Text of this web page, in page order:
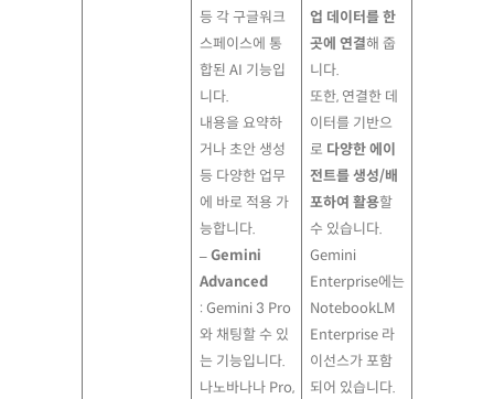
등 각 구글워크
스페이스에 통
합된 AI 기능입
니다.
내용을 요약하
거나 초안 생성
등 다양한 업무
에 바로 적용 가
능합니다.
– Gemini
Advanced
: Gemini 3 Pro
와 채팅할 수 있
는 기능입니다.
나노바나나 Pro,
업 데이터를 한
곳에 연결해 줍
니다.
또한, 연결한 데
이터를 기반으
로 다양한 에이
전트를 생성/배
포하여 활용할
수 있습니다.
Gemini
Enterprise에는
NotebookLM
Enterprise 라
이선스가 포함
되어 있습니다.